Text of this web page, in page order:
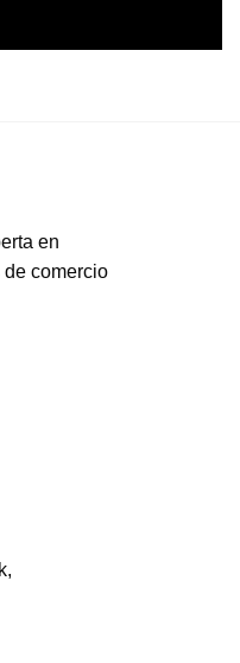
en
comercio